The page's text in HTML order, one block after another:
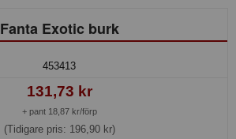
Fanta Exotic burk
453413
131,73 kr
+ pant 18,87 kr/förp
(Tidigare pris: 196,90 kr)